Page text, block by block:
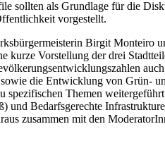
sollten als Grundlage für die
vorgestellt.
Birgit Monteiro
kurze Vorstellung der drei
die Entwicklung von Grün-
spezifischen Themen
und Bedarfsgerechte
zusammen mit den